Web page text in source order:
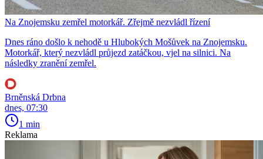
Na Znojemsku zemřel motorkář. Zřejmě nezvládl řízení
Dnes ráno došlo k nehodě u Hlubokých Mošůvek na Znojemsku.
Motorkář, který nezvládl průjezd zatáčkou, vjel na silnici. Na
následky zranění zemřel.
Brněnská Drbna
dnes, 07:30
1 min
Reklama